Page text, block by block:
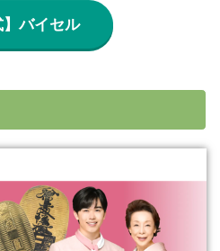
】バイセル